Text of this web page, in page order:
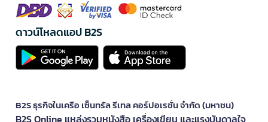
ดาวน์โหลดแอป B2S
B2S ธุรกิจในเครือ เซ็นทรัล รีเทล คอร์ปอเรชั่น จำกัด (มหาชน)
B2S Online แหล่งรวมหนังสือ เครื่องเขียน และแรงบันดาลใจ